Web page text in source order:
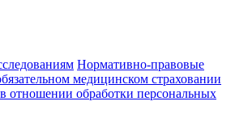
Нормативно-правовые
медицинском страховании
отношении обработки персональных